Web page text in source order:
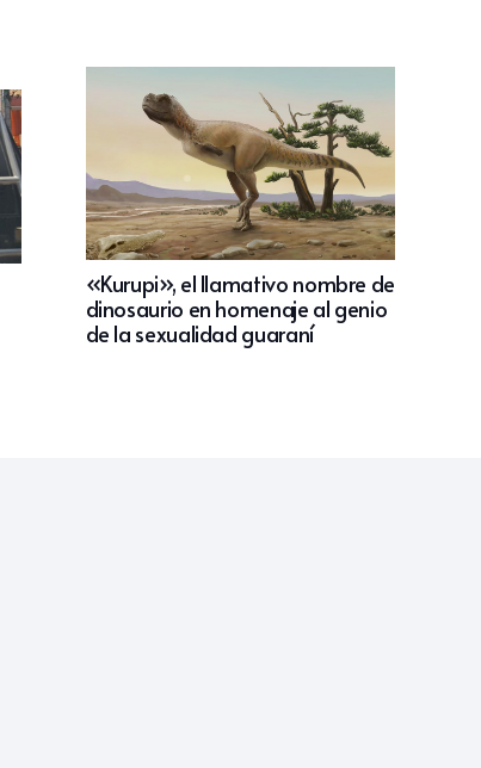
«Kurupi», el llamativo nombre de
dinosaurio en homenaje al genio
de la sexualidad guaraní